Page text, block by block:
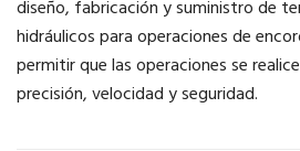
diseño, fabricación y suministro de
hidráulicos para operaciones de
permitir que las operaciones se
precisión, velocidad y seguridad.